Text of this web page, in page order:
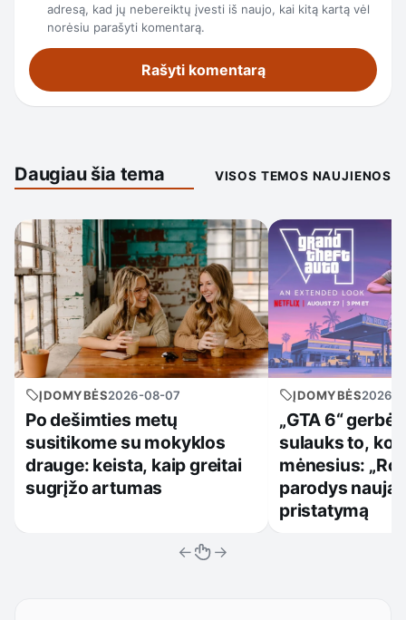
adresą, kad jų nebereiktų įvesti iš naujo, kai kitą kartą vėl
norėsiu parašyti komentarą.
Daugiau šia tema VISOS TEMOS NAUJIENOS
ĮDOMYBĖS2026-08-07
Po dešimties metų
susitikome su mokyklos
drauge: keista, kaip greitai
sugrįžo artumas
ĮDOMYBĖS2026-
„GTA 6“
sulauks to, ko
mėnesius:
parodys naują
pristatymą
← →